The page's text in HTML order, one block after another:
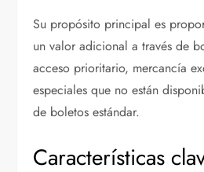
Su propósito principal es
un valor adicional a través de
acceso prioritario, mercancía
especiales que no están
de boletos estándar.
Características